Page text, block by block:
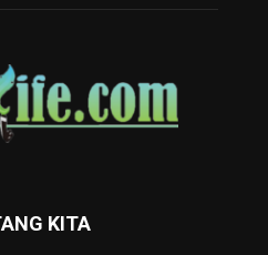
KITA